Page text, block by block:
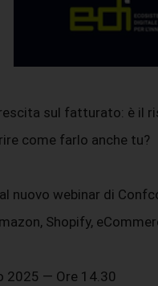
sul fatturato: è il
come farlo anche tu?
nuovo webinar di
Shopify,
2025 — Ore 14.30